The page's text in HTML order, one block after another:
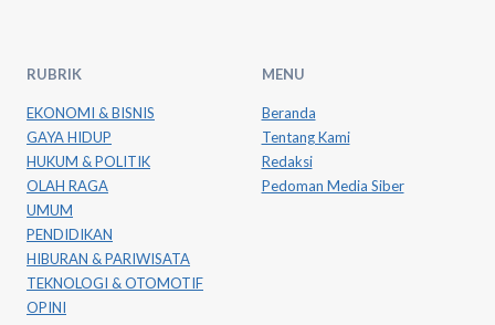
RUBRIK
EKONOMI & BISNIS
GAYA HIDUP
HUKUM & POLITIK
OLAH RAGA
UMUM
PENDIDIKAN
HIBURAN & PARIWISATA
TEKNOLOGI & OTOMOTIF
OPINI
MENU
Beranda
Tentang Kami
Redaksi
Pedoman Media Siber